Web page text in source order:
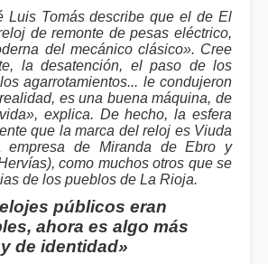
Luis Tomás describe que el de El
de remonte de pesas eléctrico,
del mecánico clásico». Cree
la desatención, el paso de los
agarrotamientos... le condujeron
es una buena máquina, de
explica. De hecho, la esfera
que la marca del reloj es Viuda
empresa de Miranda de Ebro y
como muchos otros que se
de los pueblos de La Rioja.
públicos eran
ahora es algo más
de identidad»